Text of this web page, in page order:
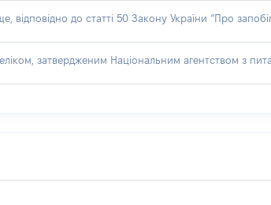
до статті 50 Закону України “Про
затвердженим Національним агентством з